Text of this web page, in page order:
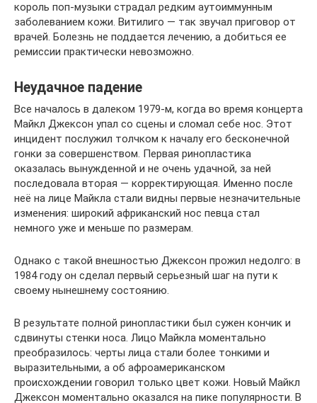
король поп-музыки страдал редким аутоиммунным
заболеванием кожи. Витилиго — так звучал приговор от
врачей. Болезнь не поддается лечению, а добиться ее
ремиссии практически невозможно.
Неудачное падение
Все началось в далеком 1979-м, когда во время концерта
Майкл Джексон упал со сцены и сломал себе нос. Этот
инцидент послужил толчком к началу его бесконечной
гонки за совершенством. Первая ринопластика
оказалась вынужденной и не очень удачной, за ней
последовала вторая — корректирующая. Именно после
неё на лице Майкла стали видны первые незначительные
изменения: широкий африканский нос певца стал
немного уже и меньше по размерам.
Однако с такой внешностью Джексон прожил недолго: в
1984 году он сделал первый серьезный шаг на пути к
своему нынешнему состоянию.
В результате полной ринопластики был сужен кончик и
сдвинуты стенки носа. Лицо Майкла моментально
преобразилось: черты лица стали более тонкими и
выразительными, а об афроамериканском
происхождении говорил только цвет кожи. Новый Майкл
Джексон моментально оказался на пике популярности. В